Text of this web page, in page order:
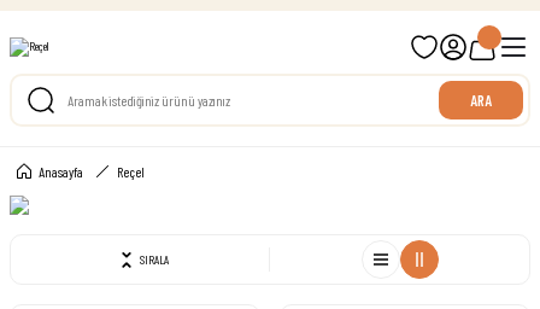
699 TL ve Üzeri Ücretsiz Kargo
ARA
Anasayfa Reçel
SIRALA